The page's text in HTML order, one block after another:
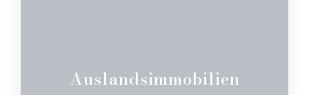
Auslandsimmobilien